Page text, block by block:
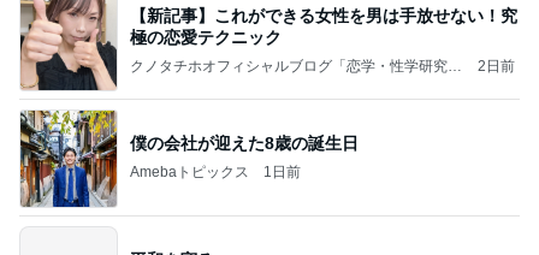
【新記事】これができる女性を男は手放せない！究
極の恋愛テクニック
クノタチホオフィシャルブログ「恋学・性学研究
2日前
僕の会社が迎えた8歳の誕生日
Amebaトピックス 1日前